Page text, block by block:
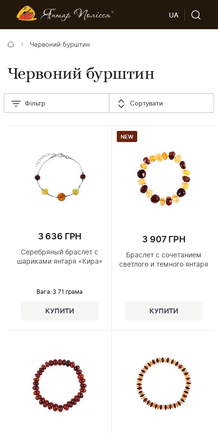
UA
Червоний бурштин
Червоний бурштин
Фільтр Сортувати
3 636 ГРН
Серебряный браслет с
шариками янтаря «Кира»
Вага: 3.71 грама
NEW
3 907 ГРН
Браслет с сочетанием
светлого и темного янтаря